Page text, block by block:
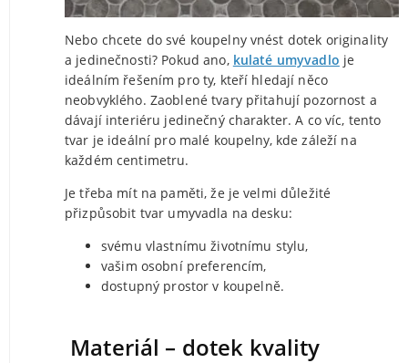
Nebo chcete do své koupelny vnést dotek originality
a jedinečnosti? Pokud ano, kulaté umyvadlo je
ideálním řešením pro ty, kteří hledají něco
neobvyklého. Zaoblené tvary přitahují pozornost a
dávají interiéru jedinečný charakter. A co víc, tento
tvar je ideální pro malé koupelny, kde záleží na
každém centimetru.
Je třeba mít na paměti, že je velmi důležité
přizpůsobit tvar umyvadla na desku:
svému vlastnímu životnímu stylu,
vašim osobní preferencím,
dostupný prostor v koupelně.
Materiál – dotek kvality